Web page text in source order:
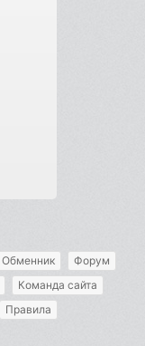
Обменник
Форум
Команда сайта
Правила